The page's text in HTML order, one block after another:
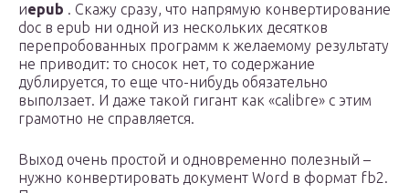
иepub . Скажу сразу, что напрямую конвертирование
doc в epub ни одной из нескольких десятков
перепробованных программ к желаемому результату
не приводит: то сносок нет, то содержание
дублируется, то еще что-нибудь обязательно
выползает. И даже такой гигант как «calibre» с этим
грамотно не справляется.
Выход очень простой и одновременно полезный –
нужно конвертировать документ Word в формат fb2.